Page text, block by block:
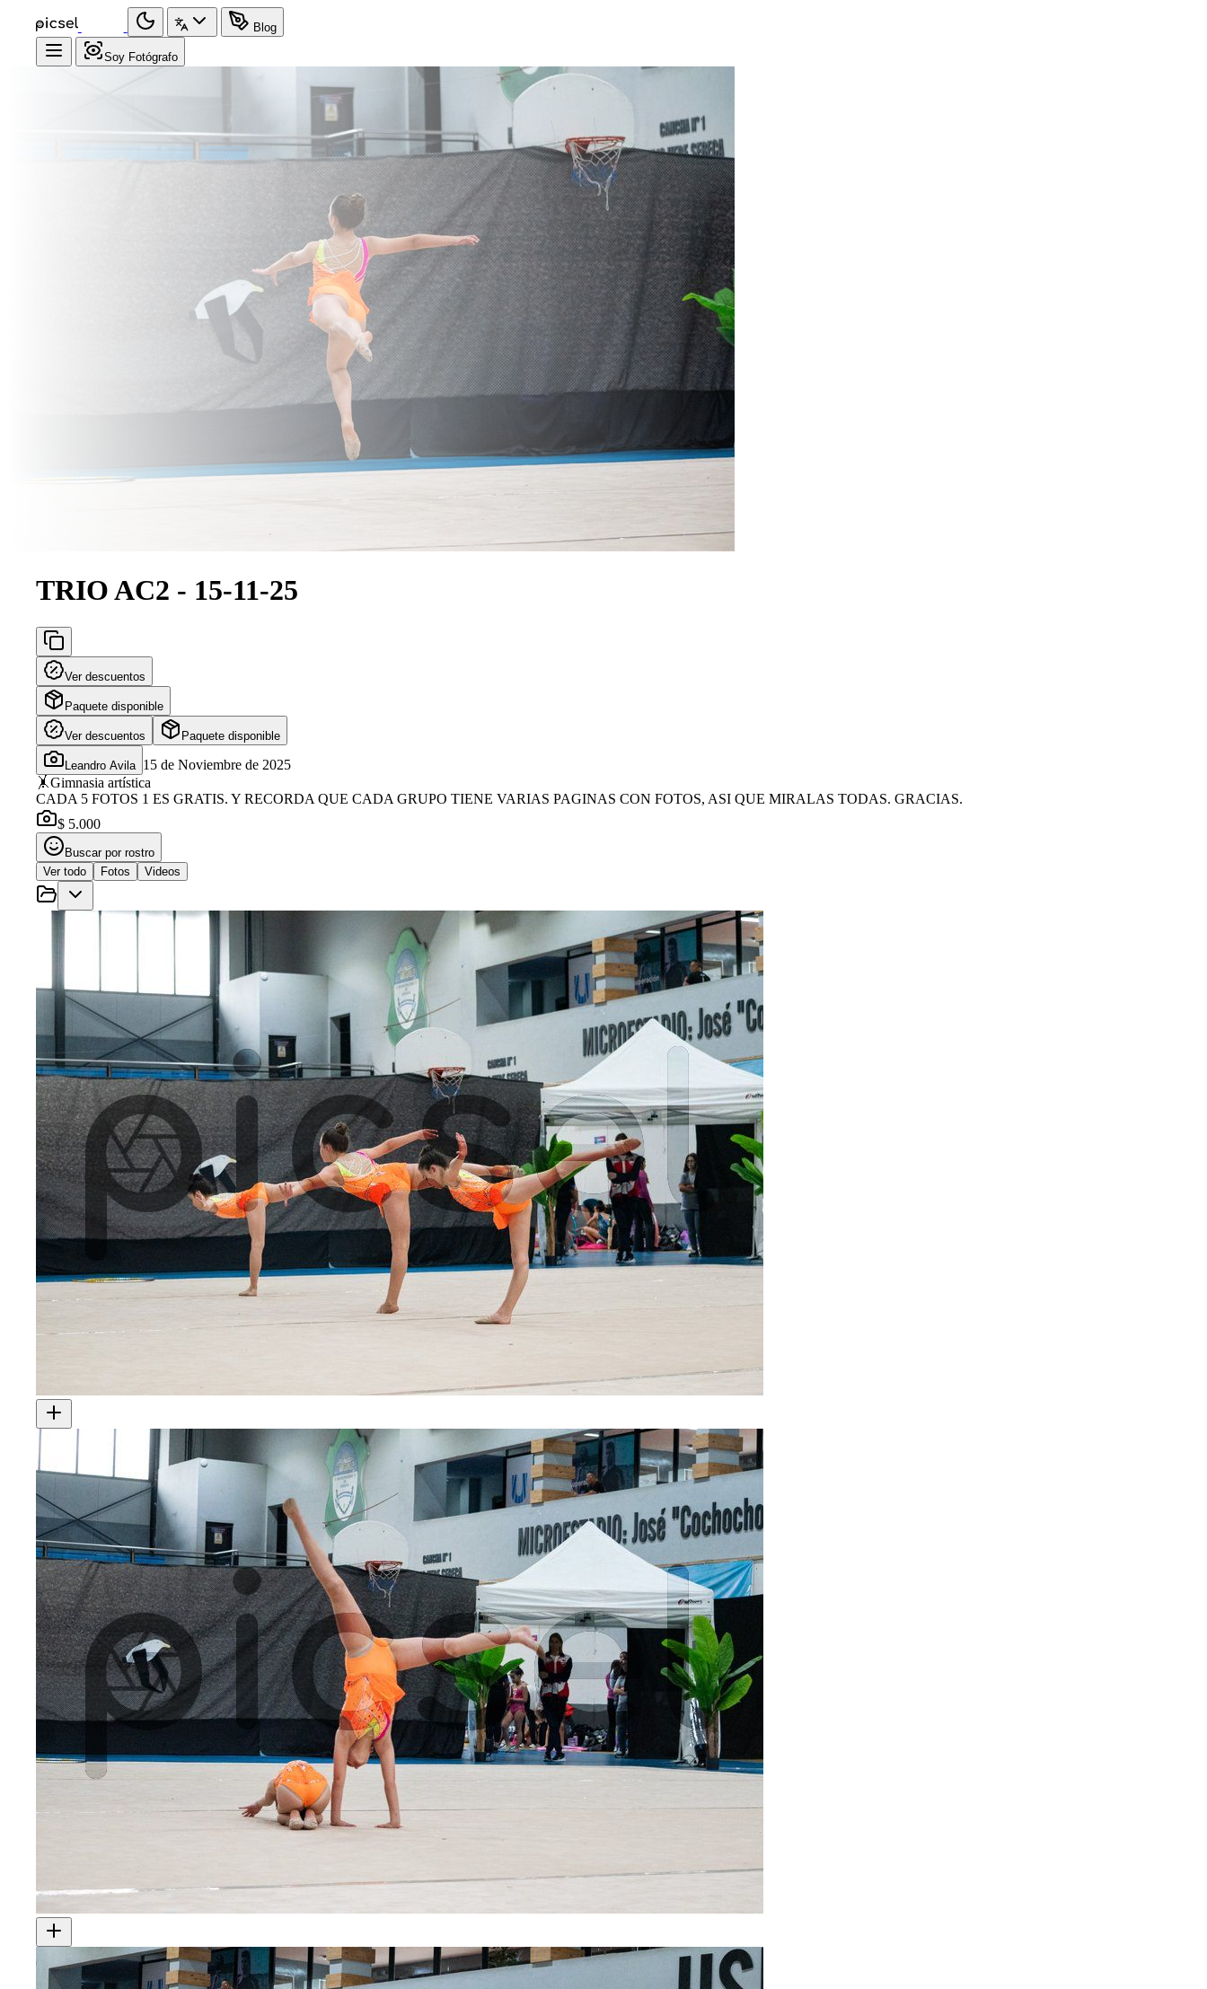
Blog
Soy Fotógrafo
TRIO AC2 - 15-11-25
Ver descuentos
Paquete disponible
Ver descuentos Paquete disponible
Leandro Avila 15 de Noviembre de 2025
🤸Gimnasia artística
CADA 5 FOTOS 1 ES GRATIS. Y RECORDA QUE CADA GRUPO TIENE VARIAS PAGINAS CON FOTOS, ASI QUE MIRALAS TODAS. GRACIAS.
$ 5.000
Buscar por rostro
Ver todo
Fotos Videos